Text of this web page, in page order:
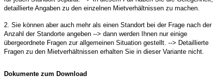
detaillierte Angaben zu den einzelnen Mietverhältnissen zu machen.
2. Sie können aber auch mehr als einen Standort bei der Frage nach der
Anzahl der Standorte angeben --> dann werden Ihnen nur einige
übergeordnete Fragen zur allgemeinen Situation gestellt. --> Detaillierte
Fragen zu den Mietverhältnissen erhalten Sie in dieser Variante nicht.
Dokumente zum Download